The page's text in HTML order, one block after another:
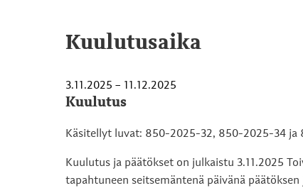
Kuulutusaika
3.11.2025 – 11.12.2025
Kuulutus
Käsitellyt luvat: 850-2025-32, 850-2025-34 ja
Kuulutus ja päätökset on julkaistu 3.11.2025
tapahtuneen seitsemäntenä päivänä